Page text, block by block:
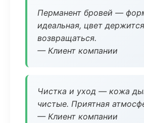
Перманент бровей —
идеальная, цвет
возвращаться.
— Клиент компании
Чистка и уход — кожа
чистые. Приятная
— Клиент компании